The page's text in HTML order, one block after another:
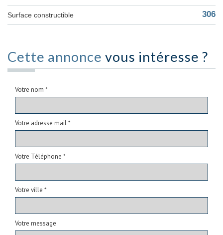
Surface constructible 306
Cette annonce vous intéresse ?
Votre nom *
Votre adresse mail *
Votre Téléphone *
Votre ville *
Votre message